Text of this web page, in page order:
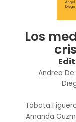
Los
Andrea De
Tábata
Amanda